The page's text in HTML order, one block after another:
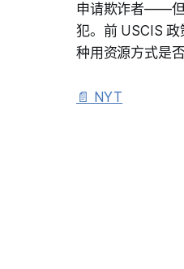
申请欺诈者——但
犯。前 USCIS 政
种用资源方式是
📄 NYT